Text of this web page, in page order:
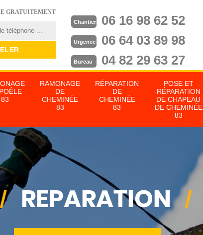
GRATUITEMENT
Chantier 06 16 98 62 52
Urgence 06 64 03 89 98
Bureau 04 82 29 63 27
83
RAMONAGE
DE
CHEMINÉE
83
RÉPARATION
DE
CHEMINÉE
83
POSE ET
RÉPARATION
DE CHAPEAU
DE CHEMINÉE
83